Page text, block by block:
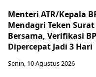
Menteri ATR/Kepala
Mendagri Teken
Bersama, Verifikasi
Dipercepat Jadi 3 Hari
Senin, 10 Agustus 2026